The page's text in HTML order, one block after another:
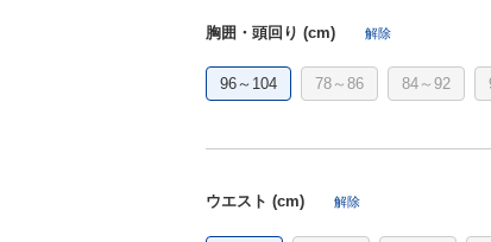
胸囲・頭回り (cm) 解除
96～104 78～86 84～92
ウエスト (cm) 解除